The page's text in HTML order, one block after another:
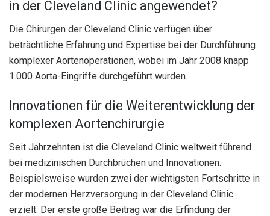
in der Cleveland Clinic angewendet?
Die Chirurgen der Cleveland Clinic verfügen über
beträchtliche Erfahrung und Expertise bei der Durchführung
komplexer Aortenoperationen, wobei im Jahr 2008 knapp
1.000 Aorta-Eingriffe durchgeführt wurden.
Innovationen für die Weiterentwicklung der
komplexen Aortenchirurgie
Seit Jahrzehnten ist die Cleveland Clinic weltweit führend
bei medizinischen Durchbrüchen und Innovationen.
Beispielsweise wurden zwei der wichtigsten Fortschritte in
der modernen Herzversorgung in der Cleveland Clinic
erzielt. Der erste große Beitrag war die Erfindung der